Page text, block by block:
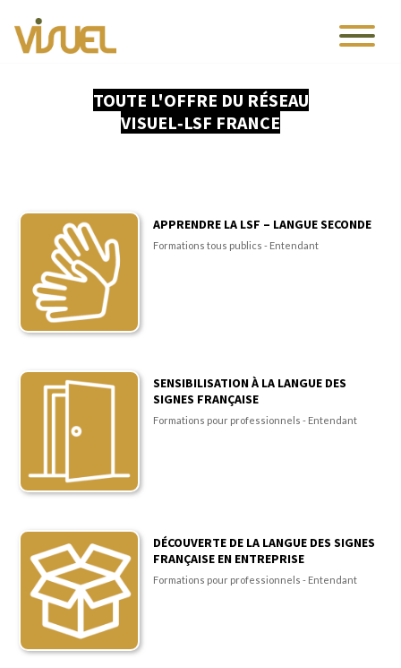
TOUTE L'OFFRE DU RÉSEAU
VISUEL‑LSF FRANCE
APPRENDRE LA LSF – LANGUE SECONDE
Formations tous publics - Entendant
SENSIBILISATION À LA LANGUE DES
SIGNES FRANÇAISE
Formations pour professionnels - Entendant
DÉCOUVERTE DE LA LANGUE DES SIGNES
FRANÇAISE EN ENTREPRISE
Formations pour professionnels - Entendant